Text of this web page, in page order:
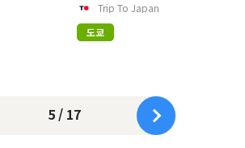
Trip To Japan
도쿄
5 / 17